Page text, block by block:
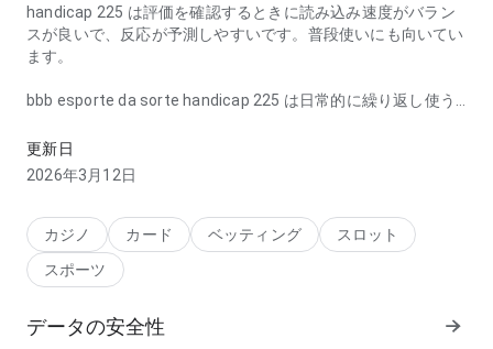
handicap 225 は評価を確認するときに読み込み速度がバラン
スが良いで、反応が予測しやすいです。普段使いにも向いてい
ます。
bbb esporte da sorte handicap 225 は日常的に繰り返し使う
す。すばやく判断したい人に役立ちます。
更新日
2026年3月12日
カジノ カード ベッティング
スロット
スポーツ
データの安全性